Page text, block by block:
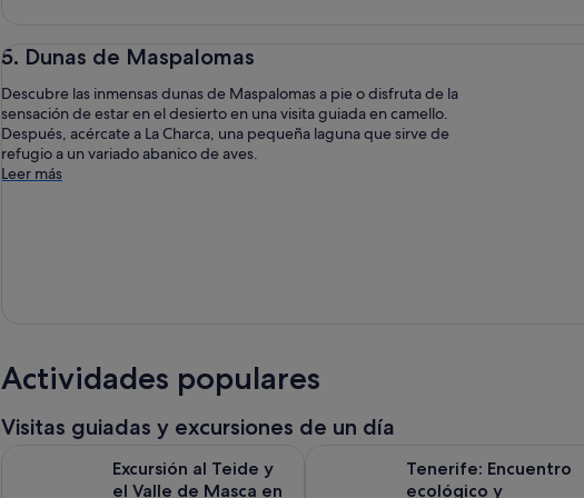
5. Dunas de Maspalomas
Descubre las inmensas dunas de Maspalomas a pie o disfruta de la
sensación de estar en el desierto en una visita guiada en camello.
Después, acércate a La Charca, una pequeña laguna que sirve de
refugio a un variado abanico de aves.
Leer más
Actividades populares
Visitas guiadas y excursiones de un día
Excursión al Teide y
el Valle de Masca en
Tenerife: Encuentro
ecológico y